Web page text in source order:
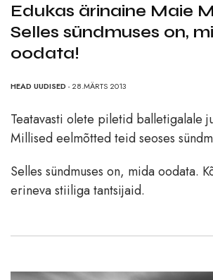
Edukas ärinaine Maie
Selles sündmuses on,
oodata!
HEAD UUDISED - 28.MÄRTS 2013
Teatavasti olete piletid balletigalale
Millised eelmõtted teid seoses
Selles sündmuses on, mida oodata.
erineva stiiliga tantsijaid.